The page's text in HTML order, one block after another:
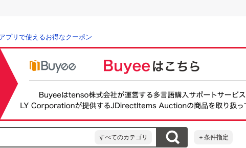
プリで使えるお得なクーポン
すべてのカテゴリ ＋条件指定